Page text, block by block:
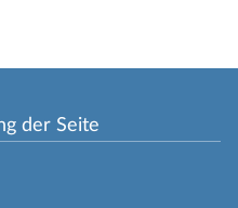
der Seite